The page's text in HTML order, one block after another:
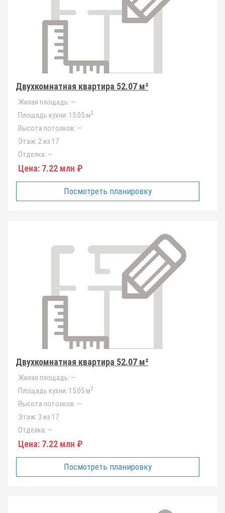
Двухкомнатная квартира 52.07 м²
Жилая площадь: —
Площадь кухни: 15.05 м2
Высота потолков: —
Этаж: 2 из 17
Отделка: —
Цена: 7.22 млн ₽
Посмотреть планировку
Двухкомнатная квартира 52.07 м²
Жилая площадь: —
Площадь кухни: 15.05 м2
Высота потолков: —
Этаж: 3 из 17
Отделка: —
Цена: 7.22 млн ₽
Посмотреть планировку